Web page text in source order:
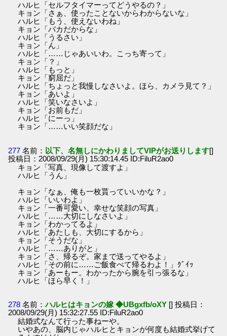
ハルヒ「セルフタイマーってどうやるの？」
キョン「さぁ、使ったことないからわからないな」
ハルヒ「もう、使えないわね」
キョン「バカだからな」
ハルヒ「うるさい」
キョン「ん」
ハルヒ「……じゃあいいわ。こっち寄って」
キョン「？」
ハルヒ「もっと」
キョン「窮屈だ」
ハルヒ「ちょっと我慢しなさいよ。ほら、カメラ見て？」
キョン「あいよ」
ハルヒ「笑いなさいよ」
キョン「お前もだ」
ハルヒ「にーっ」
キョン「……いい笑顔だな」
277 名前： 以下、名無しにかわりましてVIPがお送りします[]
投稿日：2008/09/29(月) 15:30:14.45 ID:FiluR2ao0
キョン「写真、現像して渡すよ」
ハルヒ「うん」
キョン「なぁ、俺も一枚貰っていいかな？」
ハルヒ「いいわよ」
キョン「一番可愛い、幸せな笑顔の写真」
ハルヒ「……大切にしなさいよ」
キョン「わかってるよ」
ハルヒ「あたしも、大切にするから」
キョン「そうだな」
ハルヒ「……ありがと」
キョン「さ、帰るぞ。家まで送ってやるよ」
ハルヒ「その前に……ご飯食べて帰るわよ！」ｸﾞｲｯ
キョン「あーもー。わかったから腕を引っ張るな」
ハルヒ「ほら早く！」
278 名前：ハルヒはキョンの嫁 ◆UBgxfb/oXY [] 投稿日：
2008/09/29(月) 15:32:27.55 ID:FiluR2ao0
結婚式なんて行った事ねーや。
いやあの、脳内じゃハルヒとキョンが何度も結婚式挙げて